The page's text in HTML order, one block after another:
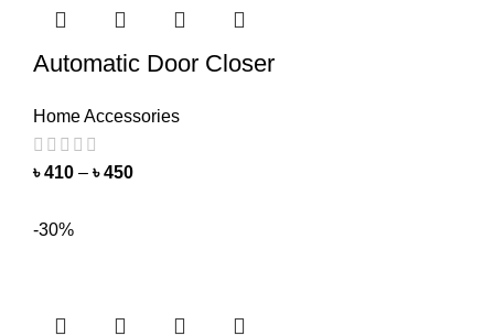
Automatic Door Closer
Home Accessories
৳410 – ৳450
-30%